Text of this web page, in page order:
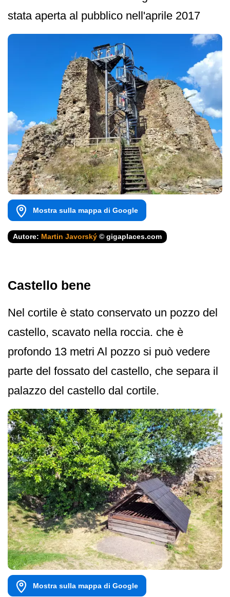
stata aperta al pubblico nell'aprile 2017
Mostra sulla mappa di Google
Autore: Martin Javorský © gigaplaces.com
Castello bene
Nel cortile è stato conservato un pozzo del
castello, scavato nella roccia. che è
profondo 13 metri Al pozzo si può vedere
parte del fossato del castello, che separa il
palazzo del castello dal cortile.
Mostra sulla mappa di Google